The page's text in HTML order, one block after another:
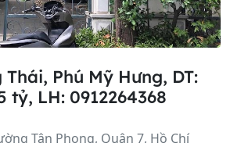
Phú Mỹ Hưng, DT:
tỷ, LH: 0912264368
Tân Phong, Quận 7, Hồ Chí